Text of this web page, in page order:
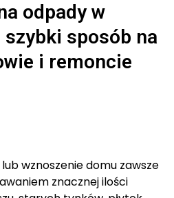
odpady w
szybki sposób na
i remoncie
wznoszenie domu zawsze
znacznej ilości